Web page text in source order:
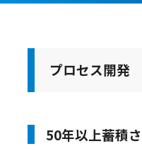
プロセス開発
50年以上蓄積